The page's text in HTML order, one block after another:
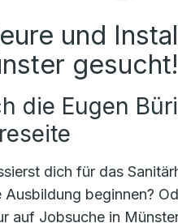
und
gesucht!
die Eugen
dich für das
Ausbildung beginnen?
auf Jobsuche in